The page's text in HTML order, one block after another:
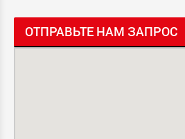
ОТПРАВЬТЕ НАМ ЗАПРОС